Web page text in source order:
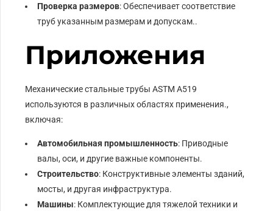
Проверка размеров: Обеспечивает соответствие
труб указанным размерам и допускам..
Приложения
Механические стальные трубы ASTM A519
используются в различных областях применения.,
включая:
Автомобильная промышленность: Приводные
валы, оси, и другие важные компоненты.
Строительство: Конструктивные элементы зданий,
мосты, и другая инфраструктура.
Машины: Комплектующие для тяжелой техники и